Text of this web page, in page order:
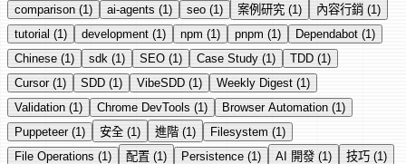
comparison (1) ai-agents (1) seo (1) 案例研究 (1) 內容行銷 (1)
tutorial (1) development (1) npm (1) pnpm (1) Dependabot (1)
Chinese (1) sdk (1) SEO (1) Case Study (1) TDD (1)
Cursor (1) SDD (1) VibeSDD (1) Weekly Digest (1)
Validation (1) Chrome DevTools (1) Browser Automation (1)
Puppeteer (1) 安全 (1) 進階 (1) Filesystem (1)
File Operations (1) 配置 (1) Persistence (1) AI 開發 (1) 技巧 (1)